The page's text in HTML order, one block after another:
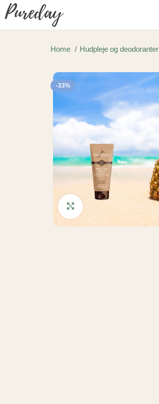
Home Hudpleje og deodoranter
-33%
Click to enlarge